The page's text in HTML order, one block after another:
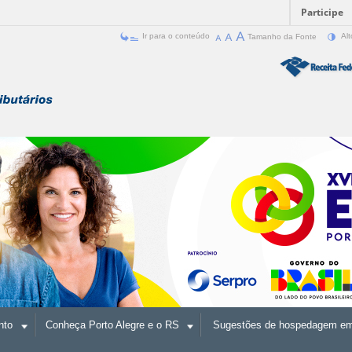
Participe
Ir para o conteúdo Tamanho da Fonte
Conheça Porto Alegre e o RS Sugestões de hospedagem